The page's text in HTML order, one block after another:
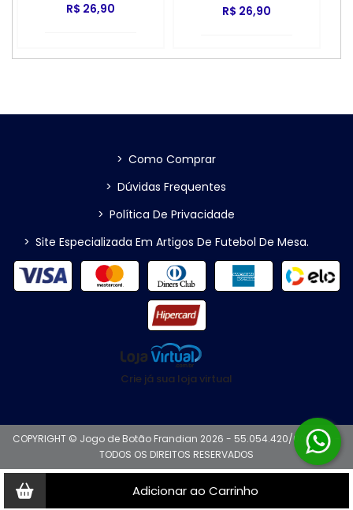
Adicionar ao Carrinho
R$ 26,90 R$ 26,90
> Como Comprar
> Dúvidas Frequentes
> Política De Privacidade
> Site Especializada Em Artigos De Futebol De Mesa.
Crie já sua loja virtual
COPYRIGHT © Jogo de Botão Frandian 2026 - 55.054.420/0001-42 -
TODOS OS DIREITOS RESERVADOS